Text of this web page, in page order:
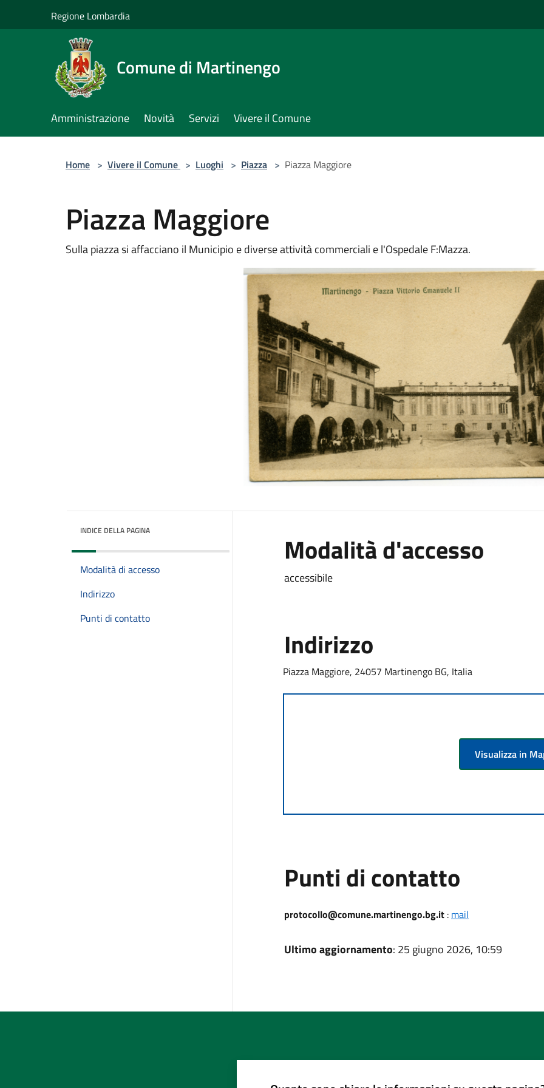
Regione Lombardia
Comune di Martinengo
Amministrazione Novità Servizi Vivere il Comune
Home > Vivere il Comune > Luoghi > Piazza > Piazza Maggiore
Piazza Maggiore
Sulla piazza si affacciano il Municipio e diverse attività commerciali e l'Ospedale F:Mazza.
INDICE DELLA PAGINA
Modalità di accesso
Indirizzo
Punti di contatto
Modalità d'accesso
accessibile
Indirizzo
Piazza Maggiore, 24057 Martinengo BG, Italia
Visualizza in
Punti di contatto
protocollo@comune.martinengo.bg.it: mail
Ultimo aggiornamento: 25 giugno 2026, 10:59